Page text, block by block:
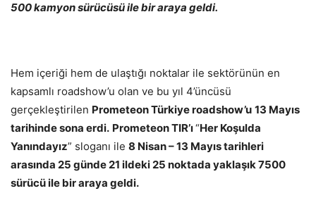
500 kamyon sürücüsü ile bir araya geldi.
Hem içeriği hem de ulaştığı noktalar ile sektörünün en
kapsamlı roadshow’u olan ve bu yıl 4’üncüsü
gerçekleştirilen Prometeon Türkiye roadshow’u 13 Mayıs
tarihinde sona erdi. Prometeon TIR’ı“Her Koşulda
Yanındayız” sloganı ile 8 Nisan – 13 Mayıs tarihleri
arasında 25 günde21 ildeki25 noktada yaklaşık 7500
sürücü ile bir araya geldi.